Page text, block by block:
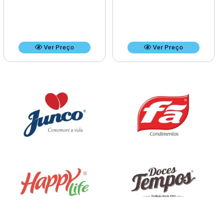
Ver Preço Ver Preço